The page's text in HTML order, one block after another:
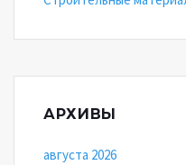
АРХИВЫ
августа 2026